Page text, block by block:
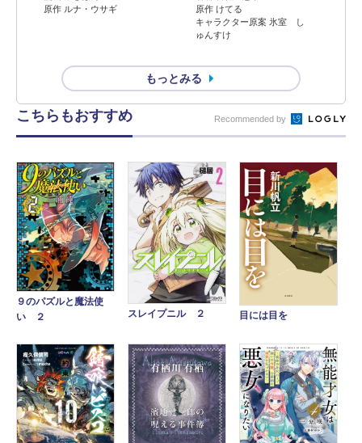
原作 ルナ・ウサギ
原作 けてる
キャラクター原案 氷室 し
ゅんすけ
もっとみる
こちらもおすすめ Recommended by
９のパズルと魔法使
い ２
スレイプニル ２ 目には目を